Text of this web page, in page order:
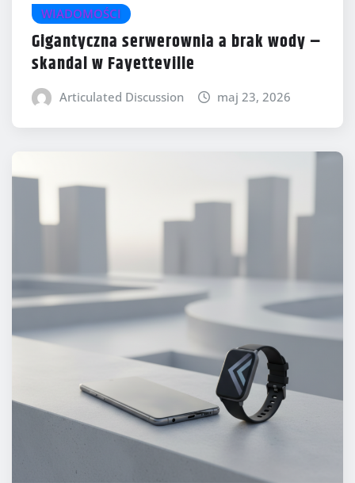
WIADOMOŚCI
Gigantyczna serwerownia a brak wody –
skandal w Fayetteville
Articulated Discussion maj 23, 2026